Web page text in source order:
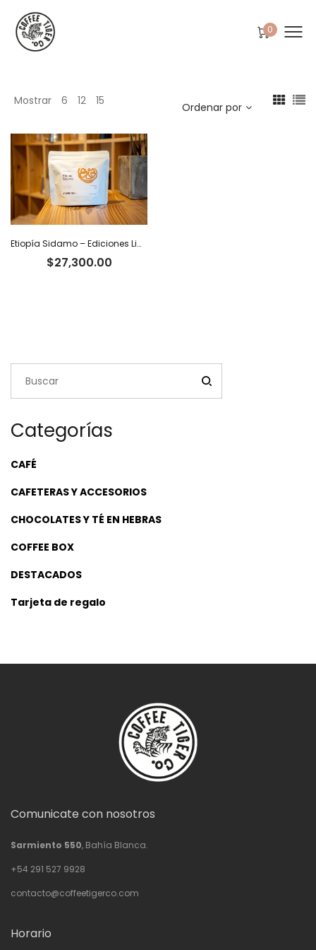
0
Mostrar 6 12 15 Ordenar por
Etiopía Sidamo – Ediciones Limitadas Tiger
$27,300.00
Categorías
CAFÉ
CAFETERAS Y ACCESORIOS
CHOCOLATES Y TÉ EN HEBRAS
COFFEE BOX
DESTACADOS
Tarjeta de regalo
Comunicate con nosotros
Sarmiento 550, Bahía Blanca.
+54 291 527 9928
contacto@coffeetigerco.com
Horario